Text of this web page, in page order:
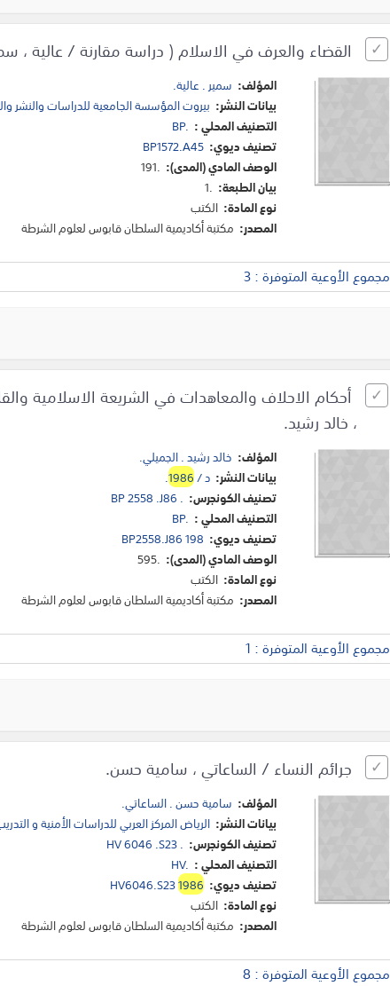
القضاء والعرف في الاسلام ( دراسة مقارنة / عالية ،
المؤلف: سمير . عالية.
بيانات النشر: بيروت المؤسسة الجامعية للدراسات والنشر
التصنيف المحلي : BP.
تصنيف ديوي: BP1572.A45
الوصف المادي (المدى): 191.
بيان الطبعة: 1.
نوع المادة: الكتب
المصدر: مكتبة أكاديمية السلطان قابوس لعلوم الشرطة
مجموع الأوعية المتوفرة : 3
أحكام الاحلاف والمعاهدات في الشريعة الاسلامية
، خالد رشيد.
المؤلف: خالد رشيد . الجميلي.
بيانات النشر: د /1986
.
تصنيف الكونجرس: BP 2558 .J86 .
التصنيف المحلي : BP.
تصنيف ديوي: BP2558.J86 198
الوصف المادي (المدى): 595.
نوع المادة: الكتب
المصدر: مكتبة أكاديمية السلطان قابوس لعلوم الشرطة
مجموع الأوعية المتوفرة : 1
جرائم النساء / الساعاتي ، سامية حسن.
المؤلف: سامية حسن . الساعاتي.
بيانات النشر: الرياض المركز العربي للدراسات الأمنية و
تصنيف الكونجرس: HV 6046 .S23 .
التصنيف المحلي : HV.
تصنيف ديوي:
HV6046.S231986
نوع المادة: الكتب
المصدر: مكتبة أكاديمية السلطان قابوس لعلوم الشرطة
مجموع الأوعية المتوفرة : 8